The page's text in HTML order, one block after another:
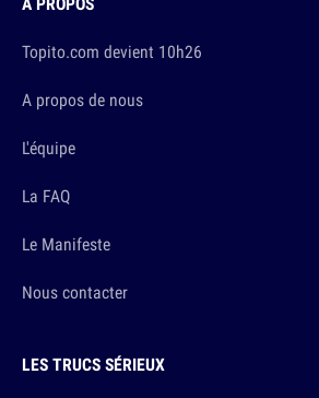
Topito.com devient 10h26
A propos de nous
L'équipe
La FAQ
Le Manifeste
Nous contacter
LES TRUCS SÉRIEUX